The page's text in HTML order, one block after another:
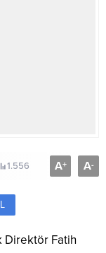
1.556 A+ A-
Direktör Fatih